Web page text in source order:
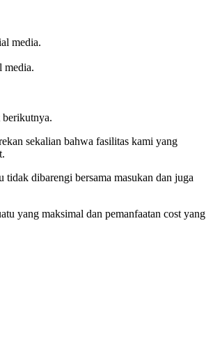
media.
media.
berikutnya.
sekalian bahwa fasilitas kami yang
dibarengi bersama masukan dan juga
yang maksimal dan pemanfaatan cost yang